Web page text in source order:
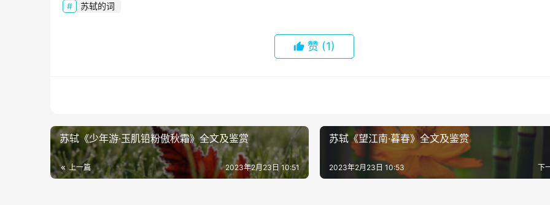
苏轼的词
赞 (1)
苏轼《少年游·玉肌铅粉傲秋霜》全文及鉴赏
上一篇 2023年2月23日 10:51
苏轼《望江南·暮春》全文及鉴赏
下
2023年2月23日 10:53